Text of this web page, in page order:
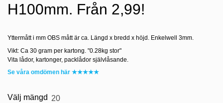
H100mm. Från 2,99!
Yttermått i mm OBS mått är ca. Längd x bredd x höjd. Enkelwell 3mm.
Vikt: Ca 30 gram per kartong. "0.28kg stor"
Vita lådor, kartonger, packlådor självlåsande.
Se våra omdömen här ★★★★★
Välj mängd 20